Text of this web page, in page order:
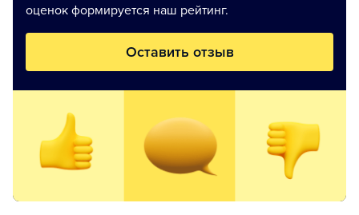
оценок формируется наш рейтинг.
Оставить отзыв